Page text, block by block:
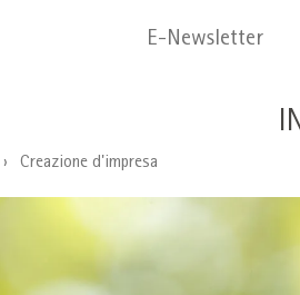
Menu
E-Newsletter
Creazione d'impresa